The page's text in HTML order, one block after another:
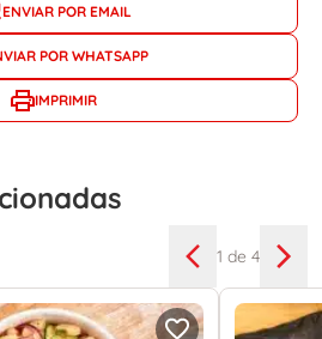
ENVIAR POR EMAIL
POR WHATSAPP
IMPRIMIR
1 de 4